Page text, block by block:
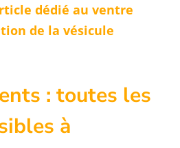
dédié au ventre
de la vésicule
: toutes les
à